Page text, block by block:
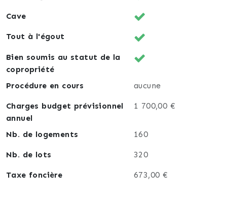
Cave
Tout à l'égout
Bien soumis au statut de la
copropriété
Procédure en cours
aucune
Charges budget prévisionnel
annuel
1 700,00 €
Nb. de logements 160
Nb. de lots 320
Taxe foncière 673,00 €